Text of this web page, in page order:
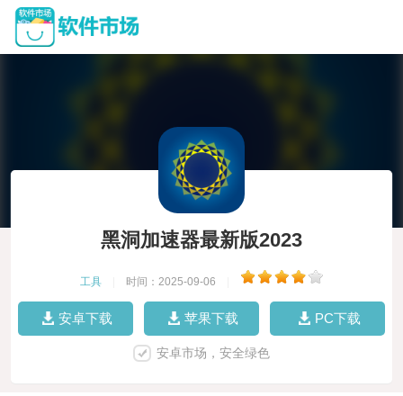
黑洞加速器最新版2023
工具 时间：2025-09-06
安卓下载 苹果下载 PC下载
安卓市场，安全绿色